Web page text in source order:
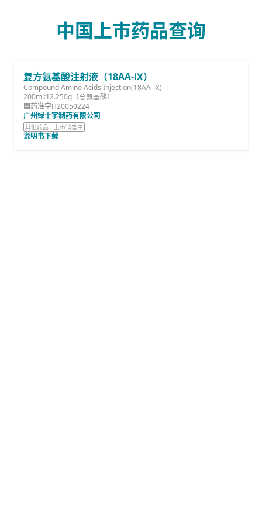
中国上市药品查询
复方氨基酸注射液（18AA-Ⅸ）
Compound Amino Acids Injection(18AA-Ⅸ)
200ml:12.250g（总氨基酸）
国药准字H20050224
广州绿十字制药有限公司
其他药品 · 上市销售中
说明书下载